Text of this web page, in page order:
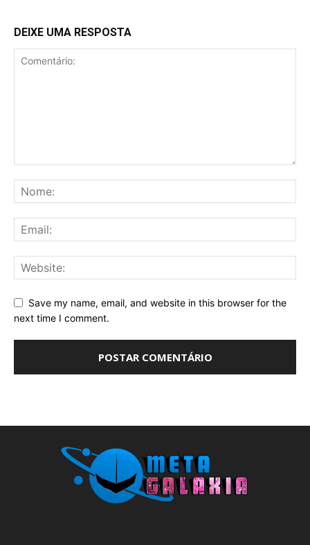
DEIXE UMA RESPOSTA
Save my name, email, and website in this browser for the
next time I comment.